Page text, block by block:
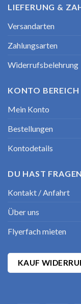
LIEFERUNG &
Versandarten
Zahlungsarten
Widerrufsbelehrung
KONTO BEREICH
Mein Konto
Bestellungen
Kontodetails
DU HAST
Kontakt / Anfahrt
Über uns
Flyerfach mieten
KAUF